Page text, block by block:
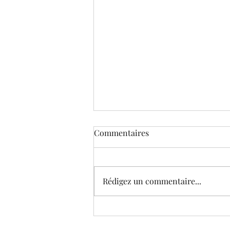
Commentaires
Rédigez un commentaire...